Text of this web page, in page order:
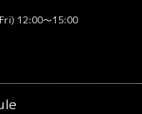
12:00～15:00